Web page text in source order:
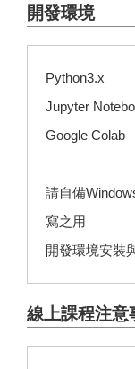
開發環境
Python3.x
Jupyter
Google Colab
請自備
寫之用
開發環境安裝
線上課程注意